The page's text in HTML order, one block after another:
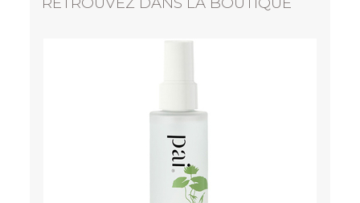
à partir de